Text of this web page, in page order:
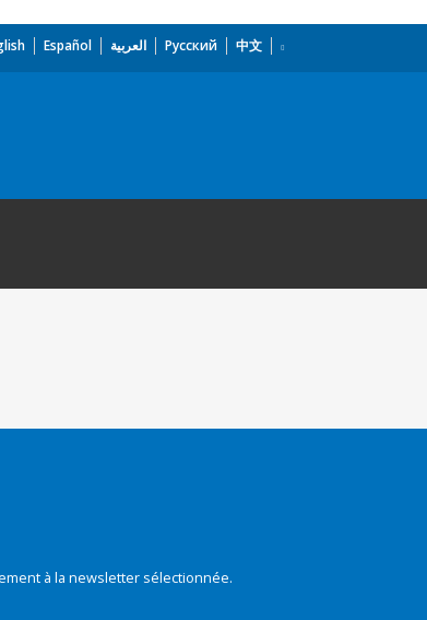
Español العربية Русский 中文
à la newsletter sélectionnée.